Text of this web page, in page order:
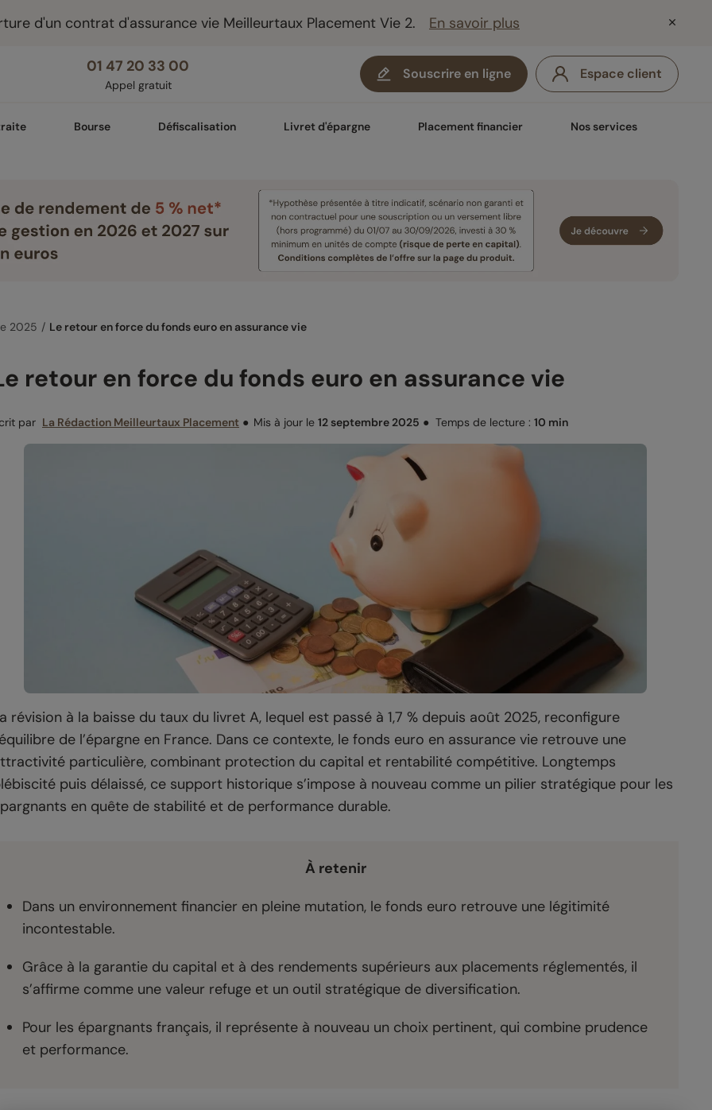
d'un contrat d'assurance vie Meilleurtaux Placement Vie 2. En savoir plus
01 47 20 33 00
Appel gratuit
Souscrire en ligne Espace client
Bourse Défiscalisation Livret d'épargne Placement financier Nos services
2025 Le retour en force du fonds euro en assurance vie
retour en force du fonds euro en assurance vie
par La Rédaction Meilleurtaux Placement ● Mis à jour le 12 septembre 2025 ● Temps de lecture : 10 min
révision à la baisse du taux du livret A, lequel est passé à 1,7 % depuis août 2025, reconfigure
de l’épargne en France. Dans ce contexte, le fonds euro en assurance vie retrouve une
particulière, combinant protection du capital et rentabilité compétitive. Longtemps
puis délaissé, ce support historique s’impose à nouveau comme un pilier stratégique pour les
en quête de stabilité et de performance durable.
À retenir
Dans un environnement financier en pleine mutation, le fonds euro retrouve une légitimité
incontestable.
Grâce à la garantie du capital et à des rendements supérieurs aux placements réglementés, il
s’affirme comme une valeur refuge et un outil stratégique de diversification.
Pour les épargnants français, il représente à nouveau un choix pertinent, qui combine prudence
et performance.